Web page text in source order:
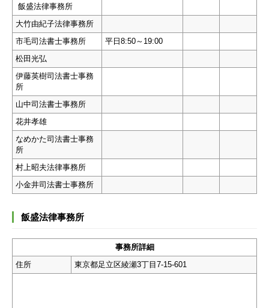
飯盛法律事務所
大竹由紀子法律事務所
市毛司法書士事務所
平日8:50～19:00
松田光弘
伊藤英樹司法書士事務
所
山中司法書士事務所
花井孝雄
なめかた司法書士事務
所
村上昭夫法律事務所
小金井司法書士事務所
飯盛法律事務所
事務所詳細
住所
東京都足立区綾瀬3丁目7-15-601